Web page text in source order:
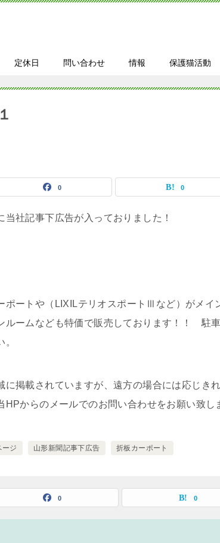
定休日 問い合わせ 情報 保護猫活動
0 0
社記事下広告が入っておりました！
ポートや（LIXILテリオスポートⅢなど）がメイ
ルームなども特価で販売しております！！ 駐
掲載されていますが、遠方の場合には応じき
からのメールでのお問い合わせをお願い致し
ージ 山形新聞記事下広告 折板カーポート
0 0